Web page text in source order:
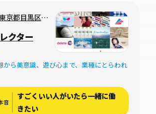
京都目黒区青
クター
から美意識、遊び心まで、業種にとらわれ
音
すごくいい人がいたら一緒に働
きたい